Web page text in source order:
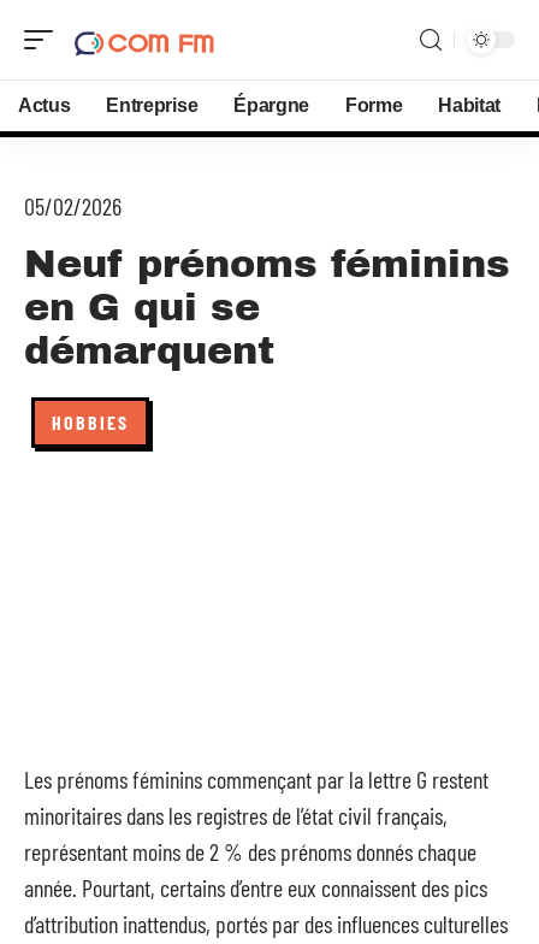
Actus Entreprise Épargne Forme Habitat
05/02/2026
Neuf prénoms féminins
en G qui se
démarquent
HOBBIES
Les prénoms féminins commençant par la lettre G restent
minoritaires dans les registres de l’état civil français,
représentant moins de 2 % des prénoms donnés chaque
année. Pourtant, certains d’entre eux connaissent des pics
d’attribution inattendus, portés par des influences culturelles